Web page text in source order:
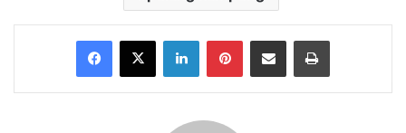
Facebook
X LinkedInPinterestShare via Email Print